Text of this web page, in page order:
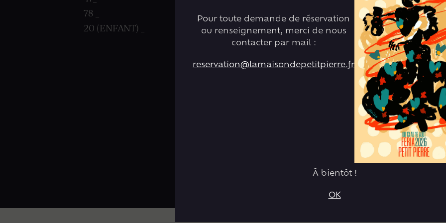
78 _
20 (ENFANT) _
Pour toute demande de réservation
ou renseignement, merci de nous
contacter par mail :
reservation@lamaisondepetitpierre.fr
À bientôt !
OK